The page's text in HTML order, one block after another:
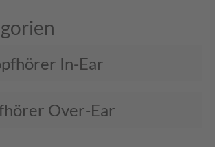
In-Ear
Over-Ear